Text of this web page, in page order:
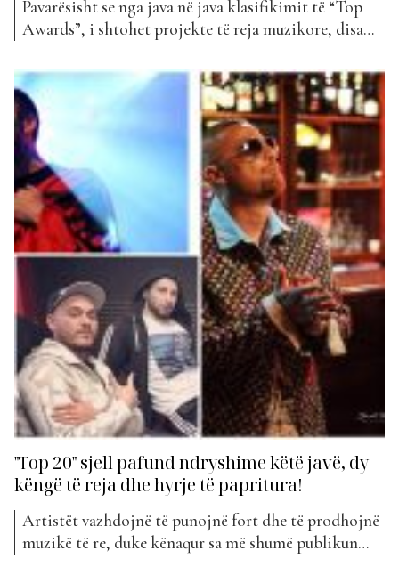
Pavarësisht se nga java në java klasifikimit të “Top
Awards”, i shtohet projekte të reja muzikore, disa
qëndruar për një kohë të gjatë në listë. Po cilat janë
këngët më “jetëgjatë” në klasifikimin e “The Top
List”? Kënga që mban titullin si...
"Top 20" sjell pafund ndryshime këtë javë, dy
këngë të reja dhe hyrje të papritura!
Artistët vazhdojnë të punojnë fort dhe të prodhojnë
muzikë të re, duke kënaqur sa më shumë publikun